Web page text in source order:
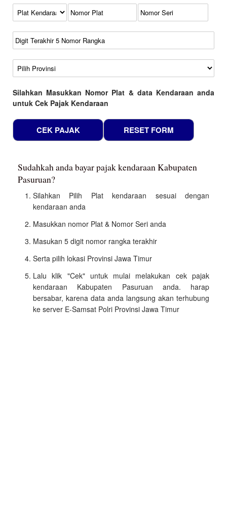
Kode Plat Kendaraan
No Plat
No Seri
No Rangka
Wilayah
Silahkan Masukkan Nomor Plat & data Kendaraan anda
untuk Cek Pajak Kendaraan
Sudahkah anda bayar pajak kendaraan Kabupaten
Pasuruan?
Silahkan Pilih Plat kendaraan sesuai dengan
kendaraan anda
Masukkan nomor Plat & Nomor Seri anda
Masukan 5 digit nomor rangka terakhir
Serta pilih lokasi Provinsi Jawa Timur
Lalu klik "Cek" untuk mulai melakukan cek pajak
kendaraan Kabupaten Pasuruan anda. harap
bersabar, karena data anda langsung akan terhubung
ke server E-Samsat Polri Provinsi Jawa Timur